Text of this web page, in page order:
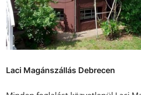
Laci Magánszállás Debrecen